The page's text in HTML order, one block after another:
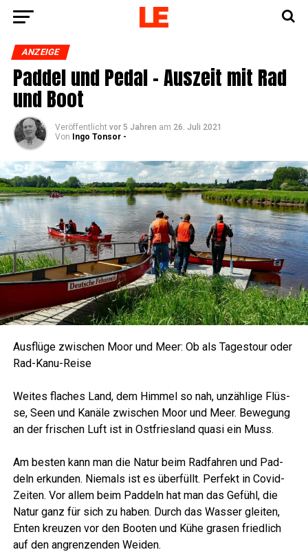
ANZEIGE
Pad­del und Pedal – Aus­zeit mit Rad
und Boot
Veröffentlicht vor 5 Jahren am 26. Juli 2021
Von
Ingo Tonsor -
Aus­flü­ge zwi­schen Moor und Meer: Ob als Tages­tour oder
Rad-Kanu-Reise
Wei­tes fla­ches Land, dem Him­mel so nah, unzäh­li­ge Flüs­
se, Seen und Kanä­le zwi­schen Moor und Meer. Bewe­gung
an der fri­schen Luft ist in Ost­fries­land qua­si ein Muss.
Am bes­ten kann man die Natur beim Rad­fah­ren und Pad­
deln erkun­den. Nie­mals ist es über­füllt. Per­fekt in Covid-
Zei­ten. Vor allem beim Pad­deln hat man das Gefühl, die
Natur ganz für sich zu haben. Durch das Was­ser glei­ten,
Enten kreu­zen vor den Boo­ten und Kühe gra­sen fried­lich
auf den angren­zen­den Weiden.